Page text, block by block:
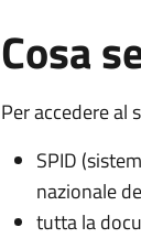
Cosa
Per accedere al
SPID
nazionale
tutta la